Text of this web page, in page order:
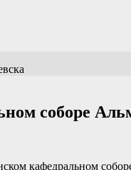
соборе
кафедральном